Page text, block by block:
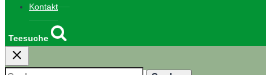
Kontakt
Teesuche